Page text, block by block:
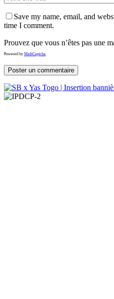
Save my name, email, and
time I comment.
Prouvez que vous n’êtes pas une
Powered by MathCaptcha